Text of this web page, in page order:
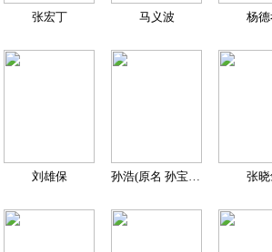
张宏丁 马义波 杨德
刘雄保 孙浩(原名 孙宝华) 张晓